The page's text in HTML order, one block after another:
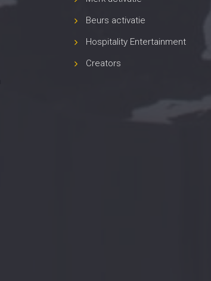
Beurs activatie
Hospitality Entertainment
Creators